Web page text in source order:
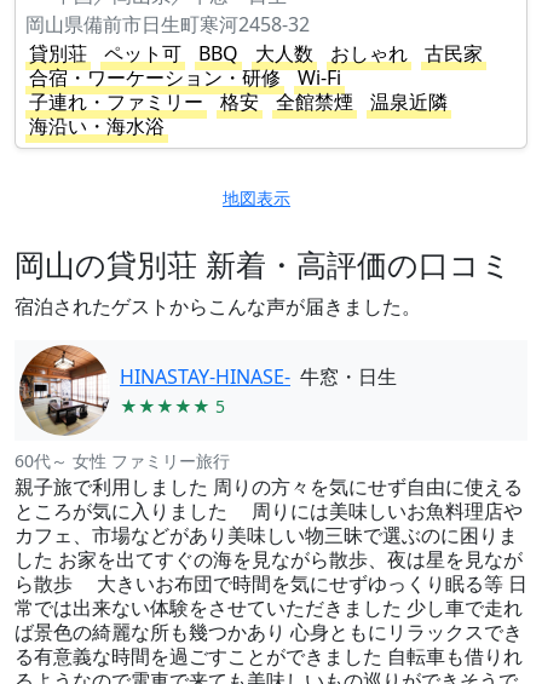
岡山県備前市日生町寒河2458-32
貸別荘
ペット可 BBQ 大人数 おしゃれ
古民家
合宿・ワーケーション・研修
Wi-Fi
子連れ・ファミリー
格安 全館禁煙
温泉近隣
海沿い・海水浴
地図表示
岡山の貸別荘 新着・高評価の口コミ
宿泊されたゲストからこんな声が届きました。
HINASTAY-HINASE- 牛窓・日生
★★★★★ 5
60代～ 女性 ファミリー旅行
親子旅で利用しました 周りの方々を気にせず自由に使える
ところが気に入りました 周りには美味しいお魚料理店や
カフェ、市場などがあり美味しい物三昧で選ぶのに困りま
した お家を出てすぐの海を見ながら散歩、夜は星を見なが
ら散歩 大きいお布団で時間を気にせずゆっくり眠る等 日
常では出来ない体験をさせていただきました 少し車で走れ
ば景色の綺麗な所も幾つかあり 心身ともにリラックスでき
る有意義な時間を過ごすことができました 自転車も借りれ